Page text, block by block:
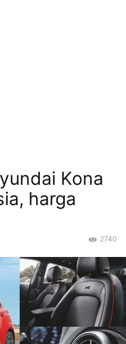
Kona
harga
2740